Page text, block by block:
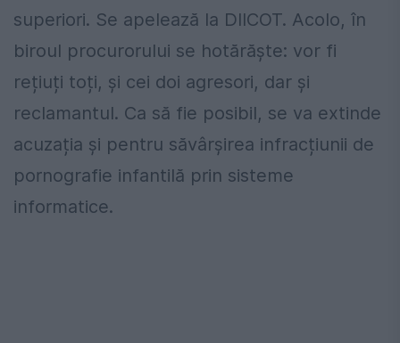
superiori. Se apelează la DIICOT. Acolo, în
biroul procurorului se hotărăște: vor fi
rețiuți toți, și cei doi agresori, dar și
reclamantul. Ca să fie posibil, se va extinde
acuzația și pentru săvârșirea infracțiunii de
pornografie infantilă prin sisteme
informatice.